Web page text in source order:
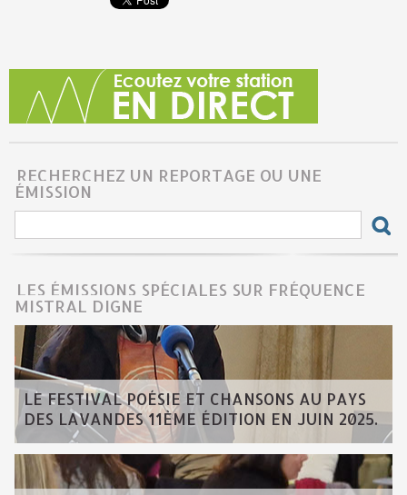
RECHERCHEZ UN REPORTAGE OU UNE
ÉMISSION
LES ÉMISSIONS SPÉCIALES SUR FRÉQUENCE
MISTRAL DIGNE
LE FESTIVAL POÉSIE ET CHANSONS AU PAYS
DES LAVANDES 11ÈME ÉDITION EN JUIN 2025.